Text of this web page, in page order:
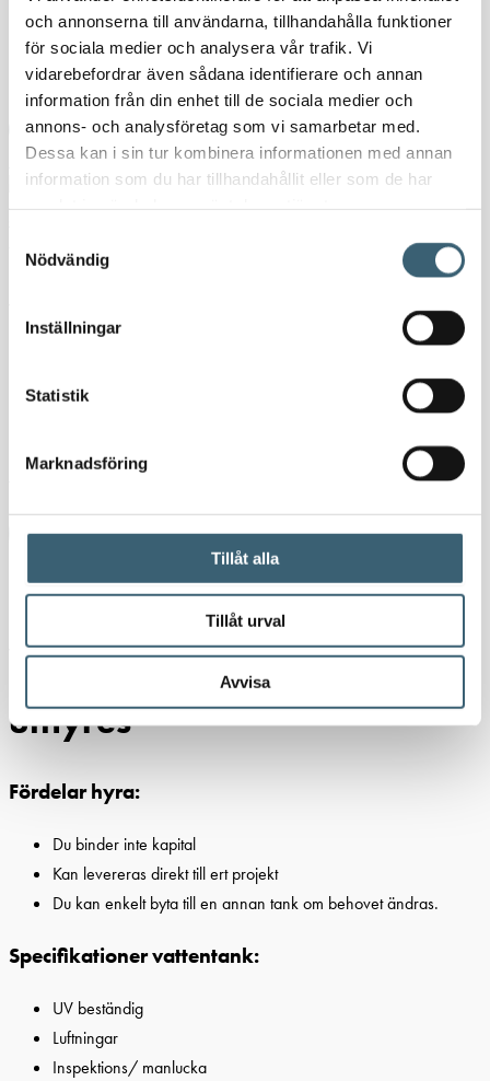
och annonserna till användarna, tillhandahålla funktioner
för sociala medier och analysera vår trafik. Vi
vidarebefordrar även sådana identifierare och annan
information från din enhet till de sociala medier och
annons- och analysföretag som vi samarbetar med.
Dessa kan i sin tur kombinera informationen med annan
information som du har tillhandahållit eller som de har
Nödvändig
Inställningar
Statistik
Marknadsföring
Tillåt alla
Tillåt urval
Avvisa
Nyheter
Kundspecifik tillverkning
Kontakt
Hem/Butik/ Uthyrning / Vattentank 10 kubik – uthyres
Vattentank 10 kubik –
uthyres
vattentank 10 000
liter,vattentank 10 kbm
Ladda ner produktblad
Detaljerad beskrivning
Vattentank 10 kubik –
uthyres
Fördelar hyra:
Du binder inte kapital
Kan levereras direkt till ert projekt
Du kan enkelt byta till en annan tank om behovet ändras.
Specifikationer vattentank:
UV beständig
Luftningar
Inspektions/ manlucka